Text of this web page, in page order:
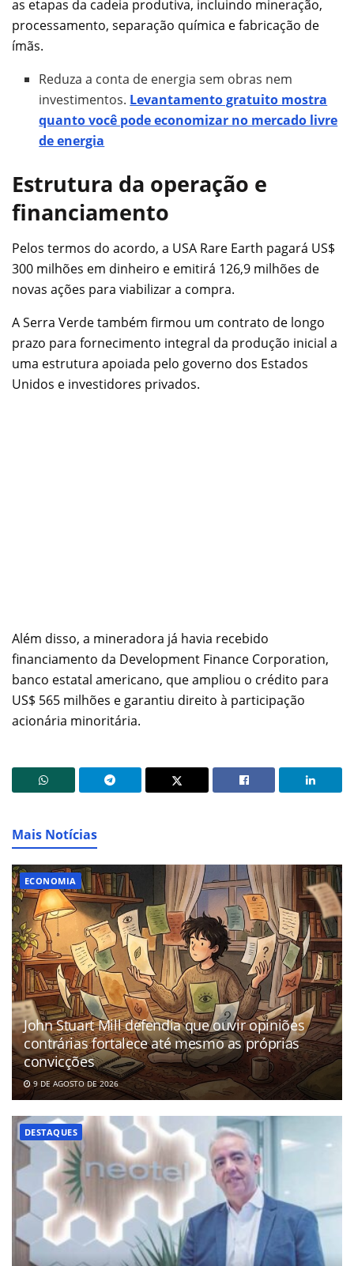
as etapas da cadeia produtiva, incluindo mineração,
processamento, separação química e fabricação de
ímãs.
Reduza a conta de energia sem obras nem
investimentos. Levantamento gratuito mostra
quanto você pode economizar no mercado livre
de energia
Estrutura da operação e
financiamento
Pelos termos do acordo, a USA Rare Earth pagará US$
300 milhões em dinheiro e emitirá 126,9 milhões de
novas ações para viabilizar a compra.
A Serra Verde também firmou um contrato de longo
prazo para fornecimento integral da produção inicial a
uma estrutura apoiada pelo governo dos Estados
Unidos e investidores privados.
Além disso, a mineradora já havia recebido
financiamento da Development Finance Corporation,
banco estatal americano, que ampliou o crédito para
US$ 565 milhões e garantiu direito à participação
acionária minoritária.
Mais Notícias
ECONOMIA
John Stuart Mill defendia que ouvir opiniões
contrárias fortalece até mesmo as próprias
convicções
9 DE AGOSTO DE 2026
DESTAQUES